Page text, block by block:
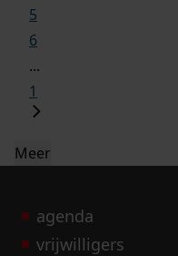
5
6
...
1
Meer
agenda
vrijwilligers